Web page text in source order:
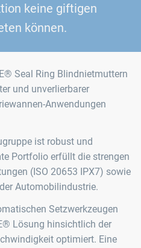
keine giftigen
können.
Seal Ring Blindnietmuttern
und unverlierbarer
Anwendungen
ist robust und
Portfolio erfüllt die strengen
(ISO 20653 IPX7) sowie
Automobilindustrie.
Setzwerkzeugen
Lösung hinsichtlich der
optimiert. Eine